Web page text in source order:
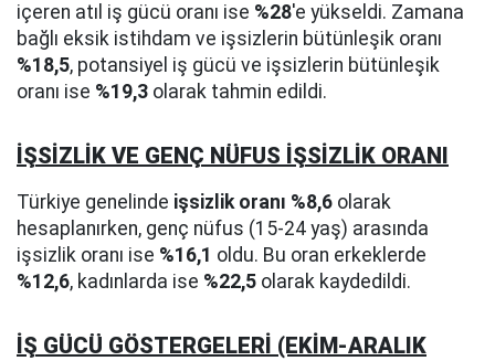
içeren atıl iş gücü oranı ise %28'e yükseldi. Zamana
bağlı eksik istihdam ve işsizlerin bütünleşik oranı
%18,5, potansiyel iş gücü ve işsizlerin bütünleşik
oranı ise %19,3 olarak tahmin edildi.
İŞSİZLİK VE GENÇ NÜFUS İŞSİZLİK ORANI
Türkiye genelinde işsizlik oranı %8,6 olarak
hesaplanırken, genç nüfus (15-24 yaş) arasında
işsizlik oranı ise %16,1 oldu. Bu oran erkeklerde
%12,6, kadınlarda ise %22,5 olarak kaydedildi.
İŞ GÜCÜ GÖSTERGELERİ (EKİM-ARALIK